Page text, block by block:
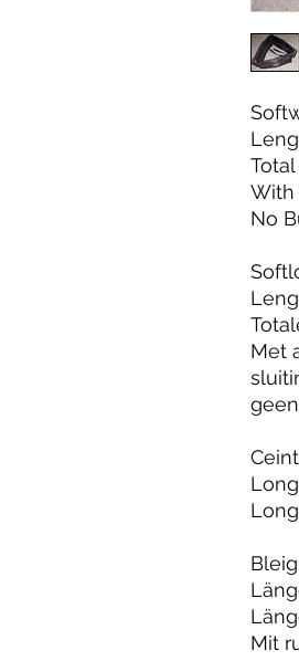
With
No
Met
Mit